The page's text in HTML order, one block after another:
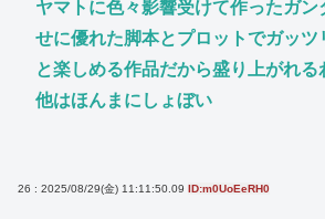
ヤマトに色々影響受けて作ったガン
せに優れた脚本とプロットでガッツ
と楽しめる作品だから盛り上がれる
他はほんまにしょぼい
26 : 2025/08/29(金) 11:11:50.09 ID:m0UoEeRH0